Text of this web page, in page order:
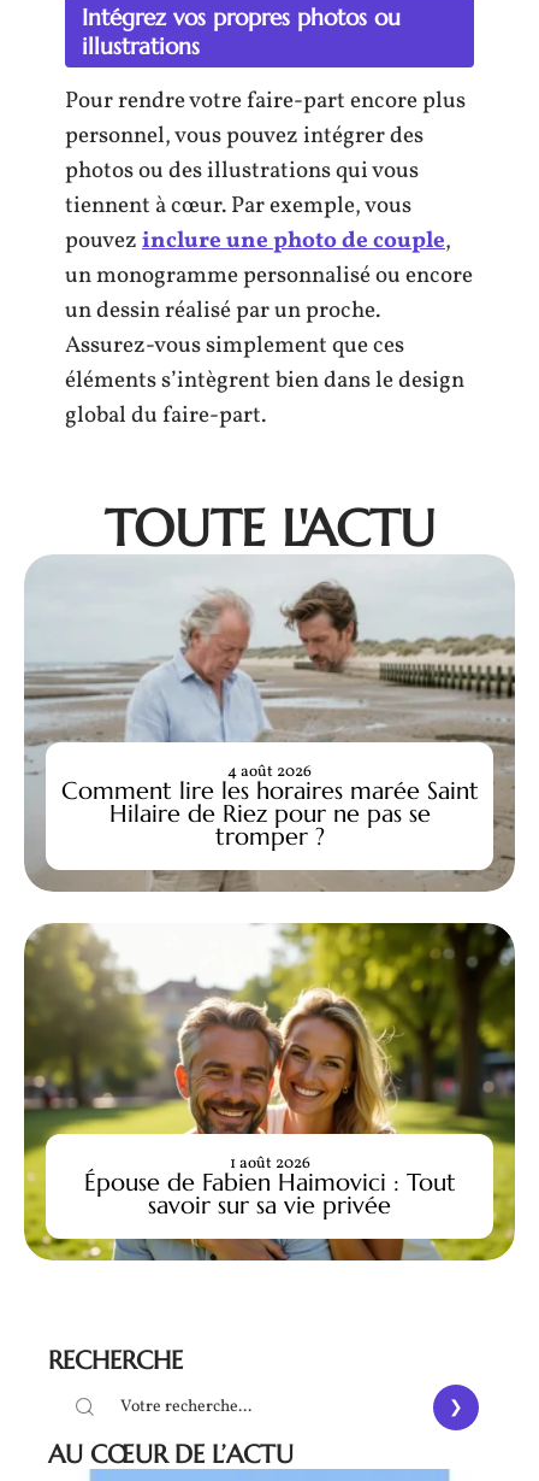
Intégrez vos propres photos ou
illustrations
Pour rendre votre faire-part encore plus
personnel, vous pouvez intégrer des
photos ou des illustrations qui vous
tiennent à cœur. Par exemple, vous
pouvezinclure une photo de couple,
un monogramme personnalisé ou encore
un dessin réalisé par un proche.
Assurez-vous simplement que ces
éléments s’intègrent bien dans le design
global du faire-part.
TOUTE L'ACTU
Comment lire les horaires marée Saint
Hilaire de Riez pour ne pas se
tromper ?
4 août 2026
Épouse de Fabien Haimovici : Tout
savoir sur sa vie privée
1 août 2026
RECHERCHE
AU CŒUR DE L’ACTU